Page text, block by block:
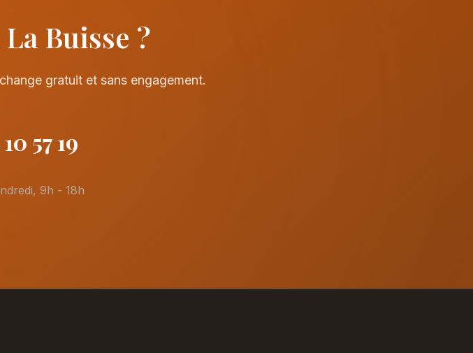
Buisse ?
gratuit et sans engagement.
57 19
9h - 18h